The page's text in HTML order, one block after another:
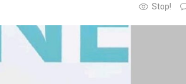
Stop!